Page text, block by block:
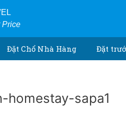
Price
Đặt Chổ Nhà Hàng Đặt
sapa1